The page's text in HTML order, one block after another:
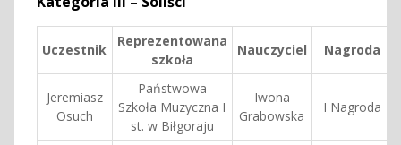
Uczestnik
Reprezentowana
szkoła
Nauczyciel Nagroda
Jeremiasz
Osuch
Państwowa
Szkoła Muzyczna I
st. w Biłgoraju
Iwona
Grabowska
I Nagroda